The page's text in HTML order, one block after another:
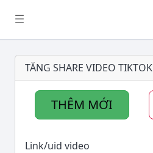
TĂNG SHARE VIDEO TIKTOK
THÊM MỚI
Link/uid video